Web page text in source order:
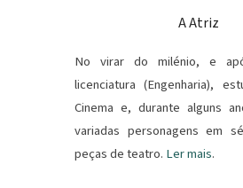
A Atriz
No virar do milénio, e
licenciatura (Engenharia),
Cinema e, durante alguns
variadas personagens em
peças de teatro. Ler mais.